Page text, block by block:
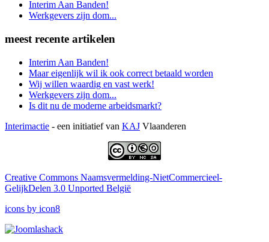
Interim Aan Banden!
Werkgevers zijn dom...
meest recente artikelen
Interim Aan Banden!
Maar eigenlijk wil ik ook correct betaald worden
Wij willen waardig en vast werk!
Werkgevers zijn dom...
Is dit nu de moderne arbeidsmarkt?
Interimactie - een initiatief van KAJ Vlaanderen
Creative Commons Naamsvermelding-NietCommercieel-
GelijkDelen 3.0 Unported België
icons by icon8